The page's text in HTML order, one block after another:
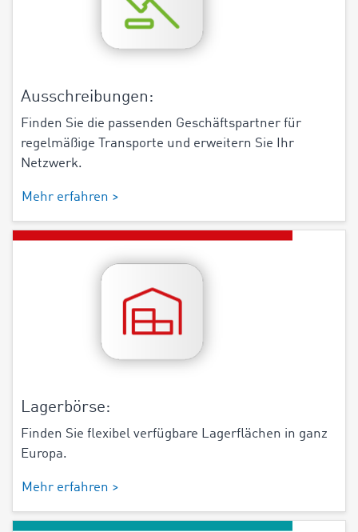
Ausschreibungen:
Finden Sie die passenden Geschäftspartner für
regelmäßige Transporte und erweitern Sie Ihr
Netzwerk.
Mehr erfahren >
Lagerbörse:
Finden Sie flexibel verfügbare Lagerflächen in ganz
Europa.
Mehr erfahren >